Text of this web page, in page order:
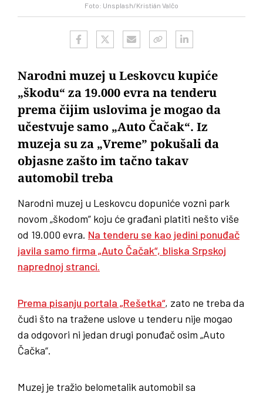
Foto: Unsplash/Kristián Valčo
Narodni muzej u Leskovcu kupiće
„škodu“ za 19.000 evra na tenderu
prema čijim uslovima je mogao da
učestvuje samo „Auto Čačak“. Iz
muzeja su za „Vreme” pokušali da
objasne zašto im tačno takav
automobil treba
Narodni muzej u Leskovcu dopuniće vozni park
novom „škodom” koju će građani platiti nešto više
od 19.000 evra. Na tenderu se kao jedini ponuđač
javila samo firma „Auto Čačak“, bliska Srpskoj
naprednoj stranci.
Prema pisanju portala „Rešetka“, zato ne treba da
čudi što na tražene uslove u tenderu nije mogao
da odgovori ni jedan drugi ponuđač osim „Auto
Čačka“.
Muzej je tražio belometalik automobil sa